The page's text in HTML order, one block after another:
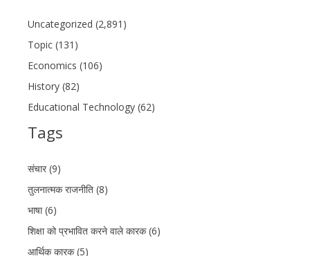
Uncategorized (2,891)
Topic (131)
Economics (106)
History (82)
Educational Technology (62)
Tags
संचार (9)
तुलनात्मक राजनीति (8)
भाषा (6)
शिक्षा को प्रभावित करने वाले कारक (6)
आर्थिक कारक (5)